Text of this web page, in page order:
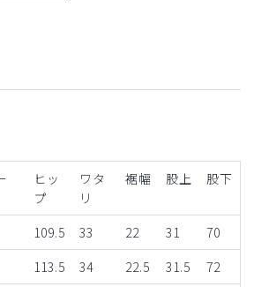
ヒッ
プ
ワタ
リ
裾幅 股上 股下
109.5 33 22 31
70
113.5 34 22.5 31.5
72